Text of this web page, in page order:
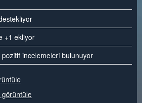
+1 ekliyor
incelemeleri bulunuyor
görüntüle